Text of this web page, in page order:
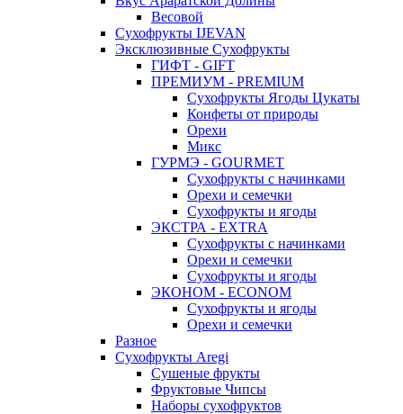
Весовой
Сухофрукты IJEVAN
Эксклюзивные Сухофрукты
ГИФТ - GIFT
ПРЕМИУМ - PREMIUM
Сухофрукты Ягоды Цукаты
Конфеты от природы
Орехи
Микс
ГУРМЭ - GOURMET
Сухофрукты с начинками
Орехи и семечки
Сухофрукты и ягоды
ЭКСТРА - EXTRA
Сухофрукты с начинками
Орехи и семечки
Сухофрукты и ягоды
ЭКОНОМ - ECONOM
Сухофрукты и ягоды
Орехи и семечки
Разное
Сухофрукты Aregi
Сушеные фрукты
Фруктовые Чипсы
Наборы сухофруктов